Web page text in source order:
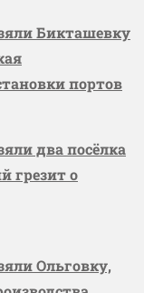
Бикташевку
портов
два посёлка
грезит о
Ольговку,